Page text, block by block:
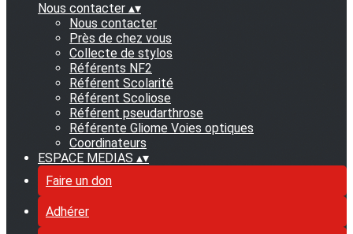
Nous contacter ▴▾
Nous contacter
Près de chez vous
Collecte de stylos
Référents NF2
Référent Scolarité
Référent Scoliose
Référent pseudarthrose
Référente Gliome Voies optiques
Coordinateurs
ESPACE MEDIAS ▴▾
Faire un don
Adhérer